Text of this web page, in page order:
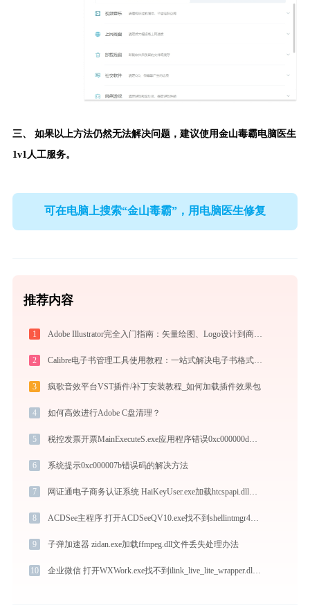
三、 如果以上方法仍然无法解决问题，建议使用金山毒霸电脑医生
1v1人工服务。
可在电脑上搜索“金山毒霸”，用电脑医生修复
推荐内容
1 Adobe Illustrator完全入门指南：矢量绘图、Logo设计到商业插画的必备工具详解
2 Calibre电子书管理工具使用教程：一站式解决电子书格式转换、元数据管理与设备同步
3 疯歌音效平台VST插件/补丁安装教程_如何加载插件效果包
4 如何高效进行Adobe C盘清理？
5 税控发票开票MainExecuteS.exe应用程序错误0xc000000d解决方法
6 系统提示0xc000007b错误码的解决方法
7 网证通电子商务认证系统 HaiKeyUser.exe加载htcspapi.dll文件丢失处理办法
8 ACDSee主程序 打开ACDSeeQV10.exe找不到shellintmgr40.dll怎么办
9 子弹加速器 zidan.exe加载ffmpeg.dll文件丢失处理办法
10 企业微信 打开WXWork.exe找不到ilink_live_lite_wrapper.dll怎么办